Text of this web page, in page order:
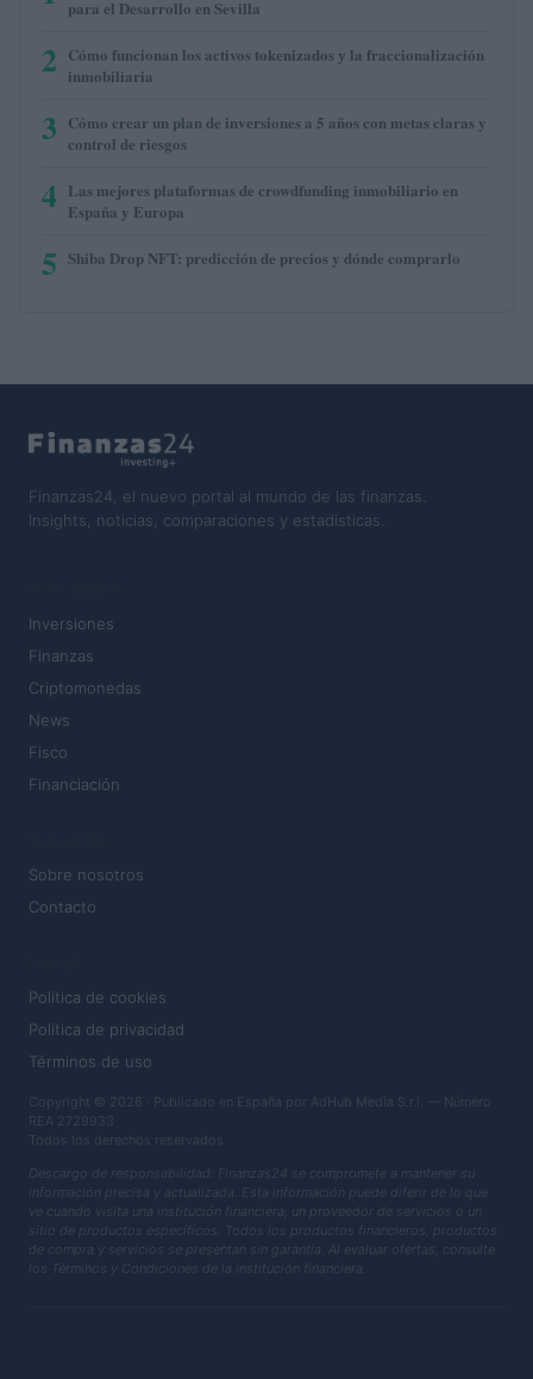
para el Desarrollo en Sevilla
2 Cómo funcionan los activos tokenizados y la fraccionalización
inmobiliaria
3 Cómo crear un plan de inversiones a 5 años con metas claras y
control de riesgos
4 Las mejores plataformas de crowdfunding inmobiliario en
España y Europa
5 Shiba Drop NFT: predicción de precios y dónde comprarlo
Finanzas24, el nuevo portal al mundo de las finanzas.
Insights, noticias, comparaciones y estadísticas.
Inversiones
Finanzas
Criptomonedas
News
Fisco
Financiación
Sobre nosotros
Contacto
Política de cookies
Política de privacidad
Términos de uso
Copyright © 2026 · Publicado en España por AdHub Media S.r.l. — Número
REA 2729933
Todos los derechos reservados
Descargo de responsabilidad: Finanzas24 se compromete a mantener su
información precisa y actualizada. Esta información puede diferir de lo que
ve cuando visita una institución financiera, un proveedor de servicios o un
sitio de productos específicos. Todos los productos financieros, productos
de compra y servicios se presentan sin garantía. Al evaluar ofertas, consulte
los Términos y Condiciones de la institución financiera.